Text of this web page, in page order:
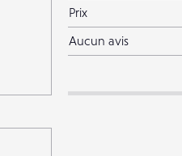
Prix
Aucun avis